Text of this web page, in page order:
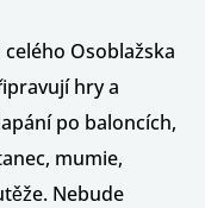
Osoblažska
hry a
po baloncích,
mumie,
Nebude